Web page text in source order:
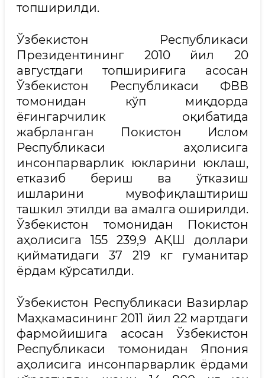
топширилди.
Ўзбекистон Республикаси
Президентининг 2010 йил 20
августдаги топшириғига асосан
Ўзбекистон Республикаси ФВВ
томонидан кўп миқдорда
ёғингарчилик оқибатида
жабрланган Покистон Ислом
Республикаси аҳолисига
инсонпарварлик юкларини юклаш,
етказиб бериш ва ўтказиш
ишларини мувофиқлаштириш
ташкил этилди ва амалга оширилди.
Ўзбекистон томонидан Покистон
аҳолисига 155 239,9 АҚШ доллари
қийматидаги 37 219 кг гуманитар
ёрдам кўрсатилди.
Ўзбекистон Республикаси Вазирлар
Маҳкамасининг 2011 йил 22 мартдаги
фармойишига асосан Ўзбекистон
Республикаси томонидан Япония
аҳолисига инсонпарварлик ёрдами